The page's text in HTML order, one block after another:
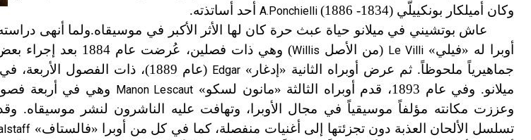
وكان أميلكار بونكييلّي (1834-
A.Ponchielli أحد أساتذته.
عاش بوتشيني في ميلانو حياة عبث حرة كان لها الأثر الأكبر في موسيقاه.ولما أنهى
أوبرا له «فيلي»Le Villi (من الأصل Willis
) وهي ذات فصلين، عُرضت
جماهيرياً ملحوظاً. ثم عرض أوبراه الثانية «إدغار» Edgar (عام 1889)، ذات الفصول الأربعة، في مسرح «لاسكالا»
ميلانو. وفي عام 1893، قدم أوبراه الثالثة «مانون لسكو»
Manon Lescaut وهي في أربعة
وعززت مكانته مؤلفاً موسيقياً في مجال الأوبرا، وتهافت عليه الناشرون لنشر موسيقاه.
تسلسل الألحان العذبة دون تجزئتها إلى أغنيات منفصلة، كما في كل من أوبر
«فالستاف»